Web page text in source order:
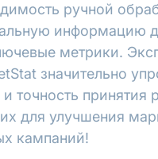
ручной
информацию
метрики.
значительно
точность принятия
для улучшения
кампаний!